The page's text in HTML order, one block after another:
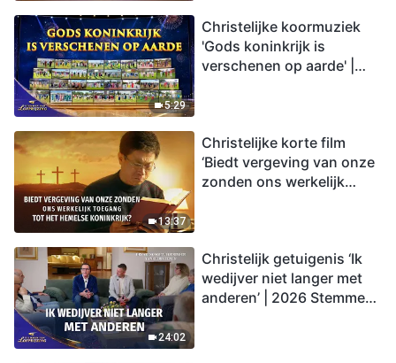
5:29
Christelijke koormuziek
'Gods koninkrijk is
verschenen op aarde' |
13:37
Christelijke korte film
‘Biedt vergeving van onze
zonden ons werkelijk
24:02
Christelijk getuigenis ‘Ik
wedijver niet langer met
anderen’ | 2026 Stemmen